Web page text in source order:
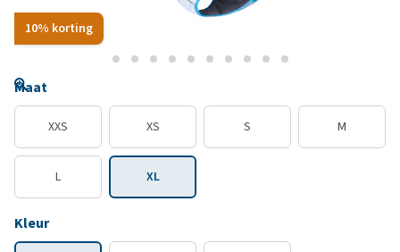
10% korting
Maat
XXS XS S M
L XL
Kleur